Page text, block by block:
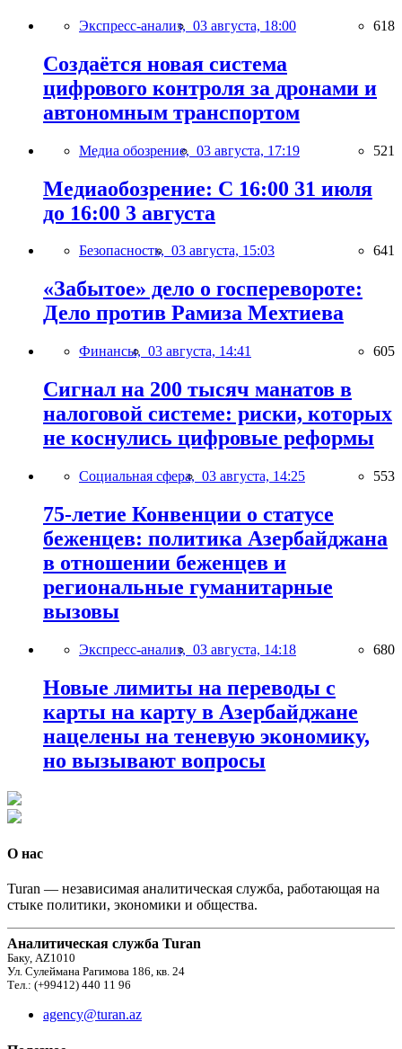
Экспресс-анализ, 03 августа, 18:00 618
Создаётся новая система
цифрового контроля за дронами и
автономным транспортом
Медиа обозрение, 03 августа, 17:19 521
Медиаобозрение: С 16:00 31 июля
до 16:00 3 августа
Безопасность, 03 августа, 15:03 641
«Забытое» дело о госперевороте:
Дело против Рамиза Мехтиева
Финансы, 03 августа, 14:41 605
Сигнал на 200 тысяч манатов в
налоговой системе: риски, которых
не коснулись цифровые реформы
Социальная сфера, 03 августа, 14:25 553
75-летие Конвенции о статусе
беженцев: политика Азербайджана
в отношении беженцев и
региональные гуманитарные
вызовы
Экспресс-анализ, 03 августа, 14:18 680
Новые лимиты на переводы с
карты на карту в Азербайджане
нацелены на теневую экономику,
но вызывают вопросы
О нас
Turan — независимая аналитическая служба, работающая на
стыке политики, экономики и общества.
Аналитическая служба Turan
Баку, AZ1010
Ул. Сулеймана Рагимова 186, кв. 24
Тел.: (+99412) 440 11 96
agency@turan.az